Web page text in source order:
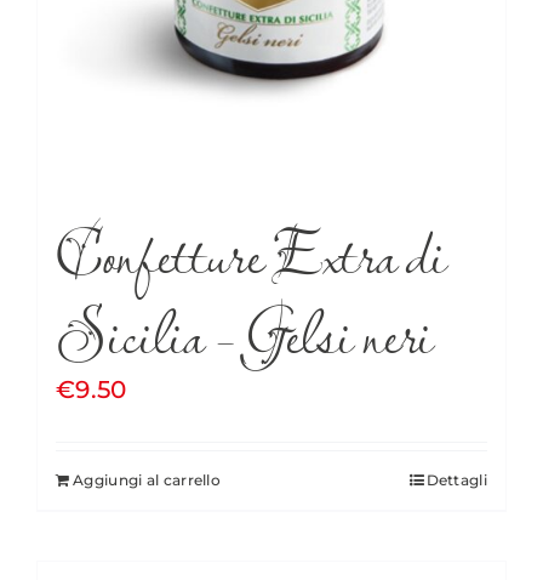
Confetture Extra di
Sicilia – Gelsi neri
€9.50
Aggiungi al carrello Dettagli